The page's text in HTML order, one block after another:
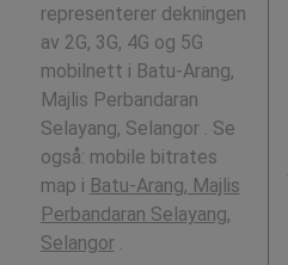
representerer dekningen
av 2G, 3G, 4G og 5G
mobilnett i Batu-Arang,
Majlis Perbandaran
Selayang, Selangor . Se
også: mobile bitrates
map i Batu-Arang, Majlis
Perbandaran Selayang,
Selangor.